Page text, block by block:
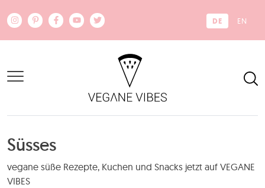
DE EN
Süsses
vegane süße Rezepte, Kuchen und Snacks jetzt auf VEGANE
VIBES